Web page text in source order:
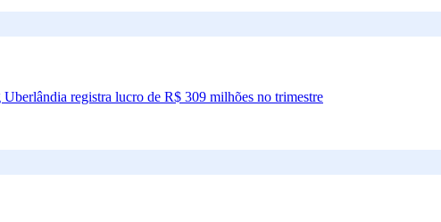
registra lucro de R$ 309 milhões no trimestre